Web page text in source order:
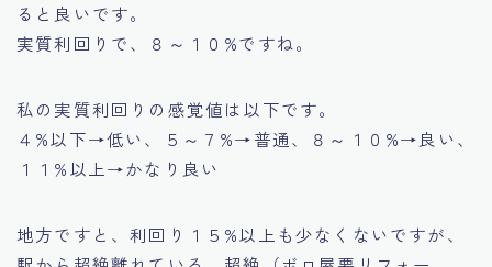
ると良いです。
実質利回りで、８～１０%ですね。
私の実質利回りの感覚値は以下です。
４%以下→低い、５～７%→普通、８～１０%→良い、
１１%以上→かなり良い
地方ですと、利回り１５%以上も少なくないですが、